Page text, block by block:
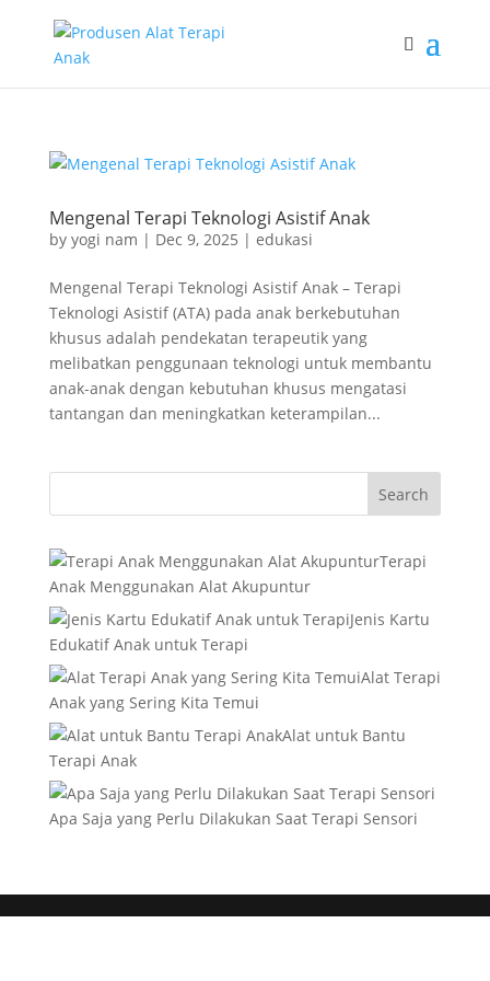
Mengenal Terapi Teknologi Asistif Anak
by yogi nam | Dec 9, 2025 | edukasi
Mengenal Terapi Teknologi Asistif Anak – Terapi
Teknologi Asistif (ATA) pada anak berkebutuhan
khusus adalah pendekatan terapeutik yang
melibatkan penggunaan teknologi untuk membantu
anak-anak dengan kebutuhan khusus mengatasi
tantangan dan meningkatkan keterampilan...
Terapi
Anak Menggunakan Alat Akupuntur
Jenis Kartu
Edukatif Anak untuk Terapi
Alat Terapi
Anak yang Sering Kita Temui
Alat untuk Bantu
Terapi Anak
Apa Saja yang Perlu Dilakukan Saat Terapi Sensori